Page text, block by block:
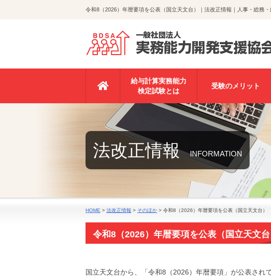
令和8（2026）年暦要項を公表（国立天文台）｜法改正情報｜人事・総務
給与計算実務能力
検定試験とは
受験のメリット
法改正情報 INFORMATION
HOME > 法改正情報 > そのほか > 令和8（2026）年暦要項を公表（国立天文台）
令和8（2026）年暦要項を公表（国立天文台
国立天文台から、「令和8（2026）年暦要項」が公表されて